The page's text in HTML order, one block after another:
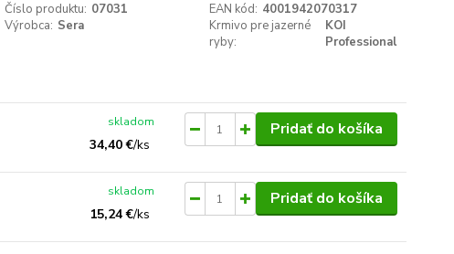
Číslo produktu: 07031 EAN kód: 4001942070317
Výrobca: Sera
Krmivo pre jazerné
ryby:
KOI
Professional
34,40 €/ks
skladom Pridať do košíka
15,24 €/ks
skladom Pridať do košíka